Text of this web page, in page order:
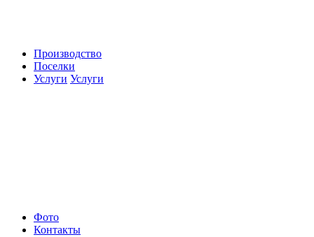
Производство
Поселки
Услуги Услуги
Фото
Контакты